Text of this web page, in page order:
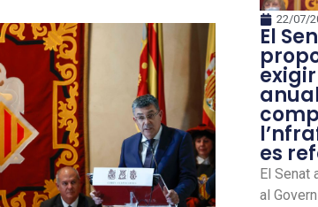
22/07/
El
es
El Senat
al